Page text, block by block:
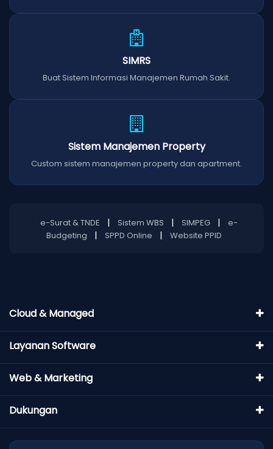
SIMRS
Buat Sistem Informasi Manajemen Rumah Sakit.
Sistem Manajemen Property
Custom sistem manajemen property dan apartment.
e-Surat & TNDE | Sistem WBS | SIMPEG |
e-
Budgeting
| SPPD Online | Website PPID
Cloud & Managed
Layanan Software
Web & Marketing
Dukungan